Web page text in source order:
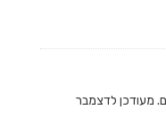
מעודכן לדצמבר